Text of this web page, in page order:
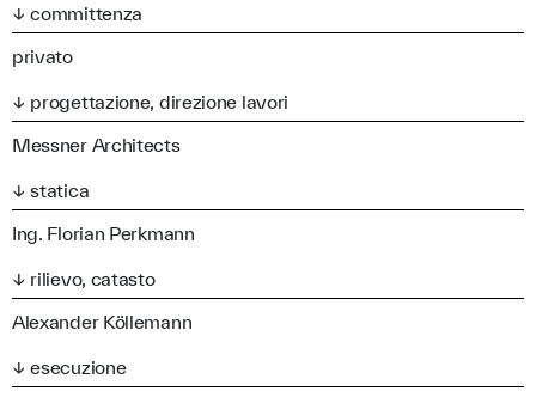
↓ committenza
privato
↓ progettazione, direzione lavori
Messner Architects
↓ statica
Ing. Florian Perkmann
↓ rilievo, catasto
Alexander Köllemann
↓ esecuzione